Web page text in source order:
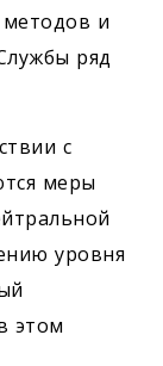
и
ряд
с
меры
уровня
этом